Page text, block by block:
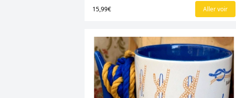
15,99€ Aller voir